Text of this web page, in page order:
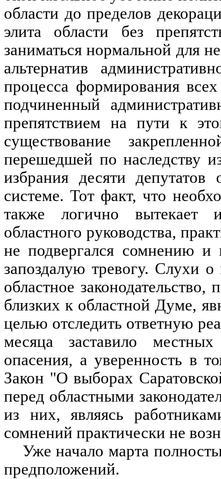
области до пределов
элита области без
заниматься нормальной для
альтернатив
процесса формирования
подчиненный
препятствием на пути к
существование
перешедшей по наследству
избрания десяти
системе. Тот факт, что
также логично вытекает
областного руководства,
не подвергался сомнению
запоздалую тревогу. Слухи
областное
близких к областной Думе,
целью отследить ответную
месяца заставило
опасения, а уверенность в
Закон "О выборах
перед областными
из них, являясь
сомнений практически не
Уже начало марта
предположений.